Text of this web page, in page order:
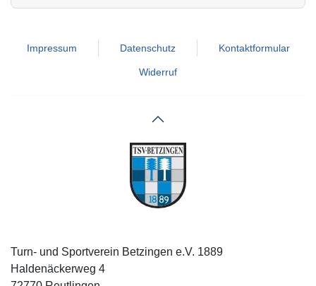
Impressum Datenschutz Kontaktformular
Widerruf
Turn- und Sportverein Betzingen e.V. 1889
Haldenäckerweg 4